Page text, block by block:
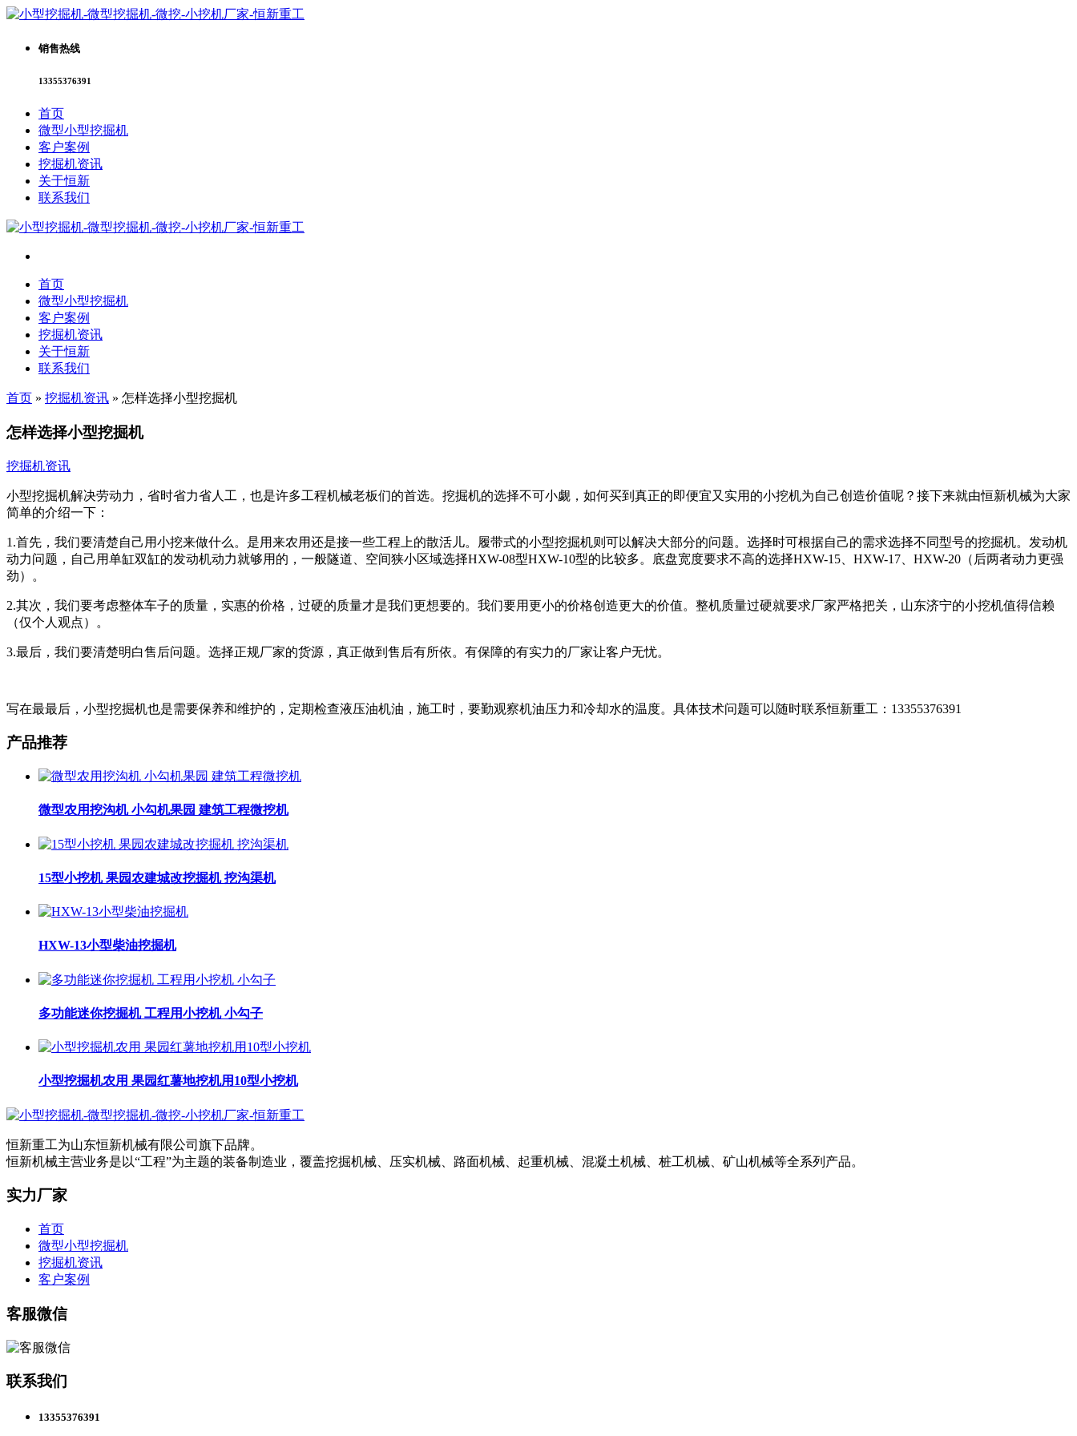
销售热线
13355376391
首页
微型小型挖掘机
客户案例
挖掘机资讯
关于恒新
联系我们
首页
微型小型挖掘机
客户案例
挖掘机资讯
关于恒新
联系我们
首页 » 挖掘机资讯 » 怎样选择小型挖掘机
怎样选择小型挖掘机
挖掘机资讯
小型挖掘机解决劳动力，省时省力省人工，也是许多工程机械老板们的首选。挖掘机的选择不可小觑，如何买到真正的即便宜又实用的小挖机为自己创造价值呢？接下来就由恒新机械为大家
简单的介绍一下：
1.首先，我们要清楚自己用小挖来做什么。是用来农用还是接一些工程上的散活儿。履带式的小型挖掘机则可以解决大部分的问题。选择时可根据自己的需求选择不同型号的挖掘机。发动机
动力问题，自己用单缸双缸的发动机动力就够用的，一般隧道、空间狭小区域选择HXW-08型HXW-10型的比较多。底盘宽度要求不高的选择HXW-15、HXW-17、HXW-20（后两者动力更强
劲）。
2.其次，我们要考虑整体车子的质量，实惠的价格，过硬的质量才是我们更想要的。我们要用更小的价格创造更大的价值。整机质量过硬就要求厂家严格把关，山东济宁的小挖机值得信赖
（仅个人观点）。
3.最后，我们要清楚明白售后问题。选择正规厂家的货源，真正做到售后有所依。有保障的有实力的厂家让客户无忧。
写在最最后，小型挖掘机也是需要保养和维护的，定期检查液压油机油，施工时，要勤观察机油压力和冷却水的温度。具体技术问题可以随时联系恒新重工：13355376391
产品推荐
微型农用挖沟机 小勾机果园 建筑工程微挖机
15型小挖机 果园农建城改挖掘机 挖沟渠机
HXW-13小型柴油挖掘机
多功能迷你挖掘机 工程用小挖机 小勾子
小型挖掘机农用 果园红薯地挖机用10型小挖机
恒新重工为山东恒新机械有限公司旗下品牌。
恒新机械主营业务是以“工程”为主题的装备制造业，覆盖挖掘机械、压实机械、路面机械、起重机械、混凝土机械、桩工机械、矿山机械等全系列产品。
实力厂家
首页
微型小型挖掘机
挖掘机资讯
客户案例
客服微信
联系我们
13355376391